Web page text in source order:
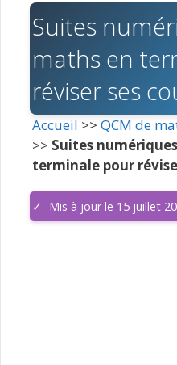
Suites
maths en
réviser ses
Accueil >> QCM de
>> Suites
terminale pour
Mis à jour le 15 juillet